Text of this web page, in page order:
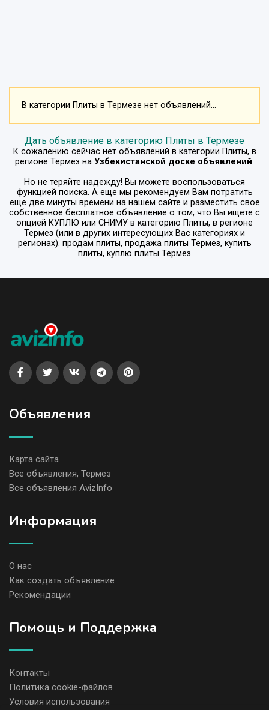
В категории Плиты в Термезе нет объявлений...
Дать объявление в категорию Плиты в Термезе
К сожалению сейчас нет объявлений в категории Плиты, в
регионе Термез на Узбекистанской доске объявлений.
Но не теряйте надежду! Вы можете воспользоваться
функцией поиска. А еще мы рекомендуем Вам потратить
еще две минуты времени на нашем сайте и разместить свое
собственное бесплатное объявление о том, что Вы ищете с
опцией КУПЛЮ или СНИМУ в категорию Плиты, в регионе
Термез (или в других интересующих Вас категориях и
регионах). продам плиты, продажа плиты Термез, купить
плиты, куплю плиты Термез
Объявления
Карта сайта
Все объявления, Термез
Все объявления AvizInfo
Информация
О нас
Как создать объявление
Рекомендации
Помощь и Поддержка
Контакты
Политика cookie-файлов
Условия использования